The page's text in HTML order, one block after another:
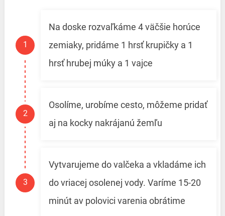
Na doske rozvaľkáme 4 väčšie horúce
zemiaky, pridáme 1 hrsť krupičky a 1
hrsť hrubej múky a 1 vajce
Osolíme, urobíme cesto, môžeme pridať
aj na kocky nakrájanú žemľu
Vytvarujeme do valčeka a vkladáme ich
do vriacej osolenej vody. Varíme 15-20
minút av polovici varenia obrátime